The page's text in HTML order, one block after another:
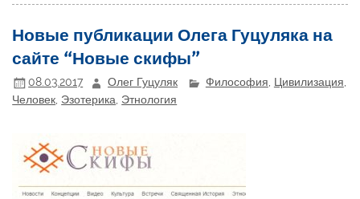
Новые публикации Олега Гуцуляка на
сайте “Новые скифы”
08.03.2017 Олег Гуцуляк Философия, Цивилизация,
Человек Эзотерика Этнология